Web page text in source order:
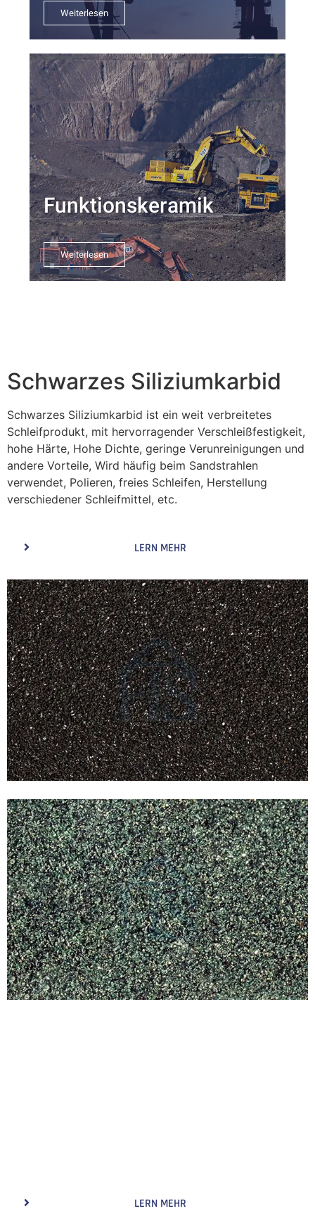
Weiterlesen
Funktionskeramik
Weiterlesen
Schwarzes Siliziumkarbid
Schwarzes Siliziumkarbid ist ein weit verbreitetes
Schleifprodukt, mit hervorragender Verschleißfestigkeit,
hohe Härte, Hohe Dichte, geringe Verunreinigungen und
andere Vorteile, Wird häufig beim Sandstrahlen
verwendet, Polieren, freies Schleifen, Herstellung
verschiedener Schleifmittel, etc.
LERN MEHR
LERN MEHR